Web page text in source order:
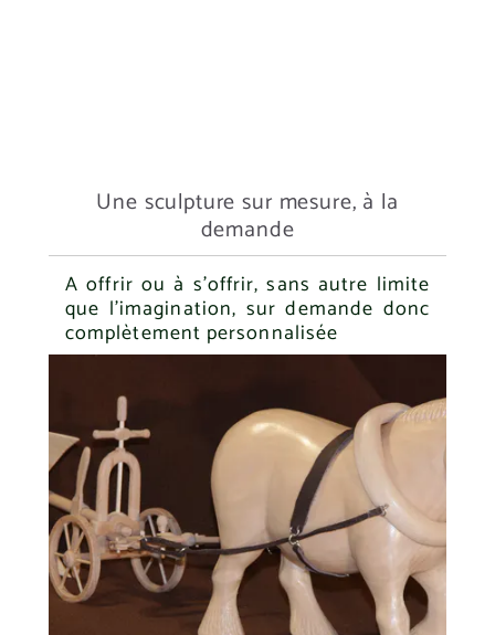
Une sculpture sur mesure, à la
demande
A offrir ou à s'offrir, sans autre limite
que l'imagination, sur demande donc
complètement personnalisée